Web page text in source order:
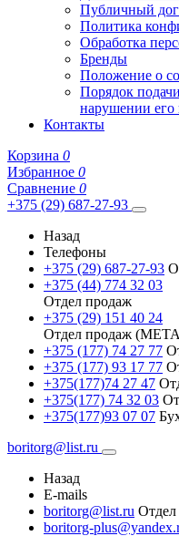
Публичный
Политика
Обработка
Бренды
Положение о
Порядок
нарушении его
Контакты
Корзина 0
Избранное 0
Сравнение 0
+375 (29) 687-27-93
Назад
Телефоны
+375 (29) 687-27-93
+375 (44) 774 32 03
Отдел продаж
+375 (29) 151 40 24
Отдел продаж
+375 (177) 74 27 77
+375 (177) 93 17 77
+375(177)74 27 47
+375(177) 74 32 03
+375(177)93 07 07
boritorg@list.ru
Назад
E-mails
boritorg@list.ru
boritorg-